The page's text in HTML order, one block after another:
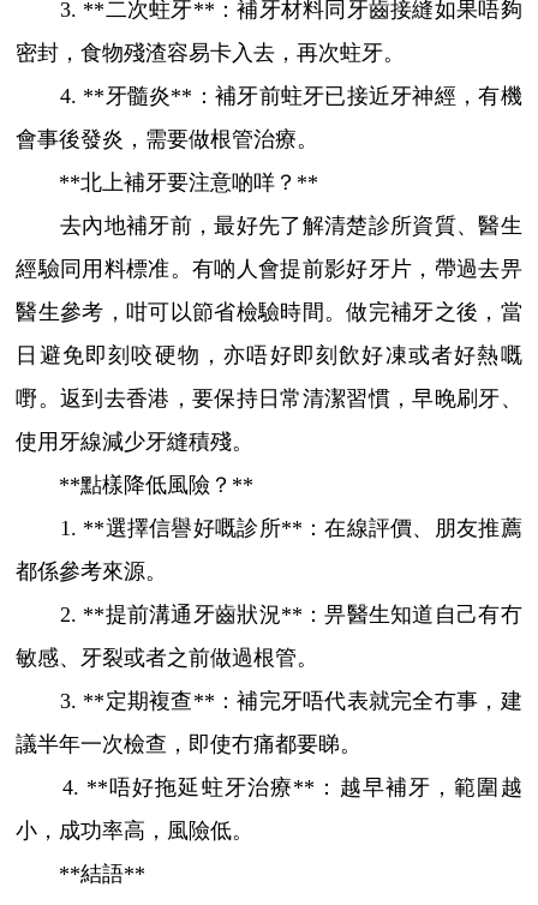
3. **二次蛀牙**：補牙材料同牙齒接縫如果唔夠
密封，食物殘渣容易卡入去，再次蛀牙。
4. **牙髓炎**：補牙前蛀牙已接近牙神經，有機
會事後發炎，需要做根管治療。
**北上補牙要注意啲咩？**
去內地補牙前，最好先了解清楚診所資質、醫生
經驗同用料標准。有啲人會提前影好牙片，帶過去畀
醫生參考，咁可以節省檢驗時間。做完補牙之後，當
日避免即刻咬硬物，亦唔好即刻飲好凍或者好熱嘅
嘢。返到去香港，要保持日常清潔習慣，早晚刷牙、
使用牙線減少牙縫積殘。
**點樣降低風險？**
1. **選擇信譽好嘅診所**：在線評價、朋友推薦
都係參考來源。
2. **提前溝通牙齒狀況**：畀醫生知道自己有冇
敏感、牙裂或者之前做過根管。
3. **定期複查**：補完牙唔代表就完全冇事，建
議半年一次檢查，即使冇痛都要睇。
4. **唔好拖延蛀牙治療**：越早補牙，範圍越
小，成功率高，風險低。
**結語**